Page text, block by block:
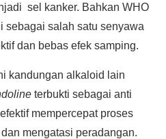
sel kanker. Bahkan WHO
sebagai salah satu senyawa
dan bebas efek samping.
kandungan alkaloid lain
terbukti sebagai anti
mempercepat proses
mengatasi peradangan.